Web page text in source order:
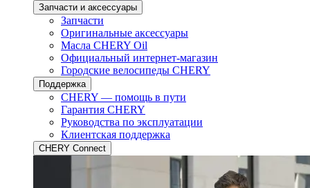
Запчасти и аксессуары
Запчасти
Оригинальные аксессуары
Масла CHERY Oil
Официальный интернет-магазин
Городские велосипеды CHERY
Поддержка
CHERY — помощь в пути
Гарантия CHERY
Руководства по эксплуатации
Клиентская поддержка
CHERY Connect